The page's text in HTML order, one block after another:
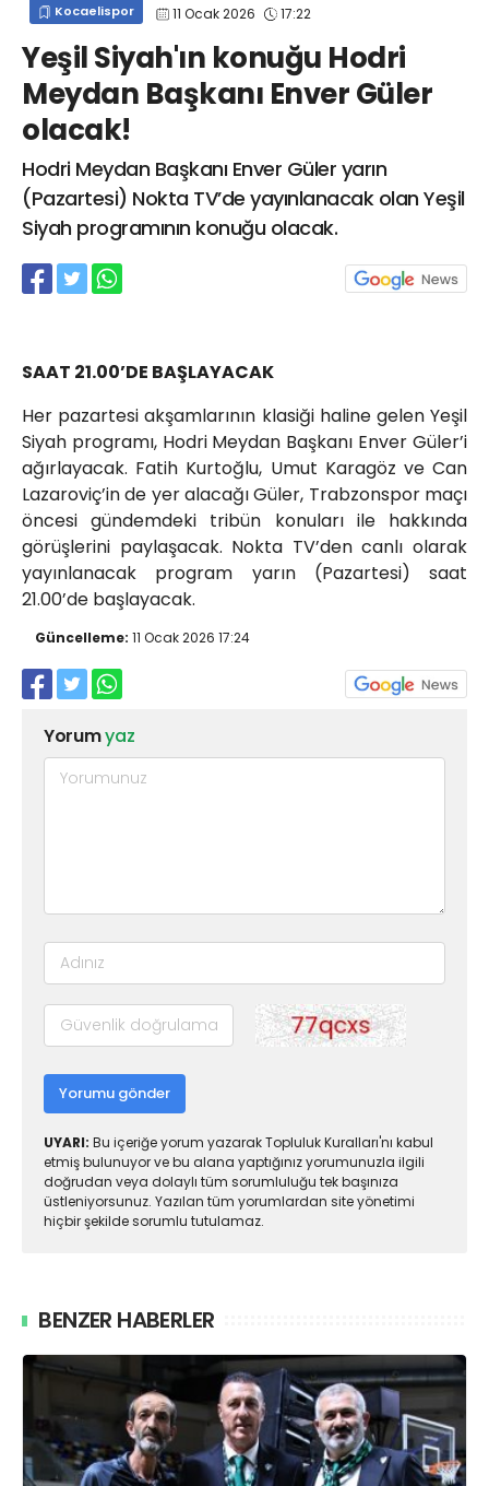
Kocaelispor 11 Ocak 2026 17:22
Yeşil Siyah'ın konuğu Hodri
Meydan Başkanı Enver Güler
olacak!
Hodri Meydan Başkanı Enver Güler yarın
(Pazartesi) Nokta TV’de yayınlanacak olan Yeşil
Siyah programının konuğu olacak.
SAAT 21.00’DE BAŞLAYACAK
Her pazartesi akşamlarının klasiği haline gelen Yeşil
Siyah programı, Hodri Meydan Başkanı Enver Güler’i
ağırlayacak. Fatih Kurtoğlu, Umut Karagöz ve Can
Lazaroviç’in de yer alacağı Güler, Trabzonspor maçı
öncesi gündemdeki tribün konuları ile hakkında
görüşlerini paylaşacak. Nokta TV’den canlı olarak
yayınlanacak program yarın (Pazartesi) saat
21.00’de başlayacak.
Güncelleme: 11 Ocak 2026 17:24
Yorumyaz
Yorumu gönder
UYARI: Bu içeriğe yorum yazarak Topluluk Kuralları'nı kabul
etmiş bulunuyor ve bu alana yaptığınız yorumunuzla ilgili
doğrudan veya dolaylı tüm sorumluluğu tek başınıza
üstleniyorsunuz. Yazılan tüm yorumlardan site yönetimi
hiçbir şekilde sorumlu tutulamaz.
BENZER HABERLER
info@spor41.com